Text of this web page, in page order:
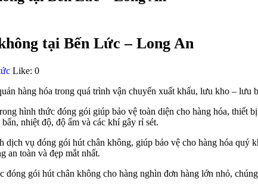
tại Bến Lức – Long An
Like: 0
hàng hóa trong quá trình vận chuyển xuất khẩu, lưu kho –
hình thức đóng gói giúp bảo vệ toàn diện cho hàng hóa, thiết
nhiệt độ, độ ẩm và các khí gây rỉ sét.
dịch vụ đóng gói hút chân không, giúp bảo vệ cho hàng hóa
an toàn và đẹp mắt nhất.
gói hút chân không cho hàng nghìn đơn hàng lớn nhỏ,